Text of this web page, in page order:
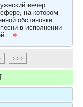
вечер
на котором
обстановке
в исполнении
>>>